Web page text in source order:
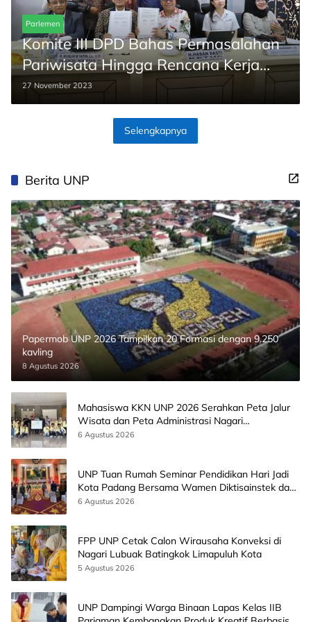
Parlemen
Komite III DPD Bahas Permasalahan
Pariwisata Hingga Rencana Kerja
Kemenparekraf
27 November 2023
Selengkapnya
Berita UNP
Papermob UNP 2026 Tampilkan 20 Formasi dengan 9.250
kavling
8 Agustus 2026
Mahasiswa KKN UNP 2026 Serahkan Peta Jalur
Wisata dan Peta Administrasi Nagari
Paninggahan
6 Agustus 2026
UNP Tuan Rumah Seminar Pendidikan Hari Jadi
Kota Padang Bersama Wamen Diktisainstek dan
CEO EMGS Malaysia
6 Agustus 2026
FPP UNP Cetak Calon Wirausaha Konveksi di
Nagari Lubuak Batingkok Limapuluh Kota
5 Agustus 2026
UNP Dampingi Warga Binaan Lapas Kelas IIB